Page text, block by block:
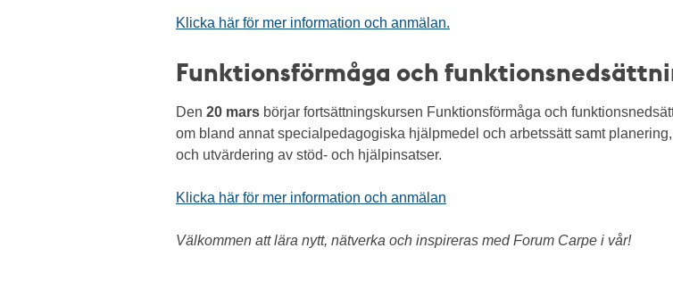
Klicka här för mer information och anmälan.
Funktionsförmåga och
Den 20 mars börjar fortsättningskursen Funktionsförmåga och
om bland annat specialpedagogiska hjälpmedel och arbetssätt samt
och utvärdering av stöd- och hjälpinsatser.
Klicka här för mer information och anmälan
Välkommen att lära nytt, nätverka och inspireras med Forum Carpe i vår!